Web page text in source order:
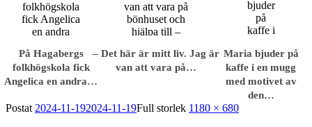
På Hagabergs
folkhögskola fick
Angelica en andra…
– Det här är mitt liv. Jag är
van att vara på…
Maria bjuder på
kaffe i en mugg
med motivet av
den…
Postat 2024-11-192024-11-19Full storlek 1180 × 680